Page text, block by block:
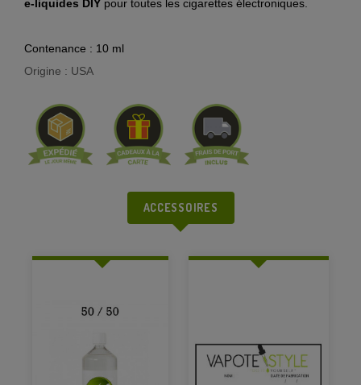
e-liquides DIY pour toutes les cigarettes électroniques.
Contenance : 10 ml
Origine : USA
ACCESSOIRES